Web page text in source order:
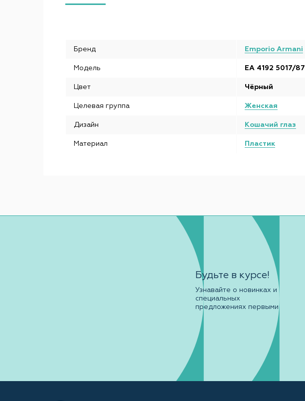
Бренд Emporio Armani
Модель EA 4192 5017/87
Цвет Чёрный
Целевая группа Женская
Дизайн Кошачий глаз
Материал Пластик
Будьте в курсе!
Узнавайте о новинках и
специальных
предложениях первыми